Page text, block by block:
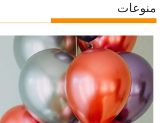
منوعات